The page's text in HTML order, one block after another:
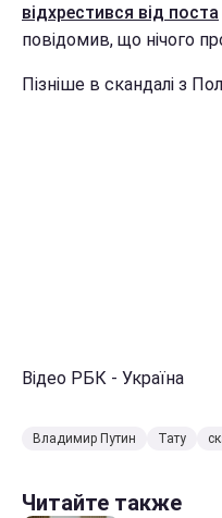
відхрестився від поста
повідомив, що нічого
Пізніше в скандалі з
Відео РБК - Україна
Владимир Путин Тату
Читайте также